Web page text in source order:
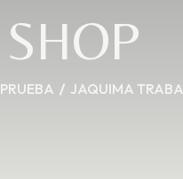
SHOP
PRUEBA JAQUIMA